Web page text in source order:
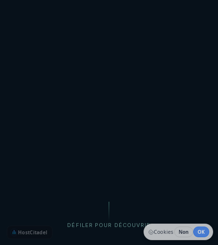
DÉFILER POUR DÉCOUVRIR
HostCitadel
Cookies Non OK